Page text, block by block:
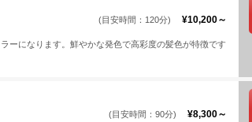
(目安時間：120分) ¥10,200～
ーになります。鮮やかな発色で高彩度の髪色が特徴です
(目安時間：90分) ¥8,300～